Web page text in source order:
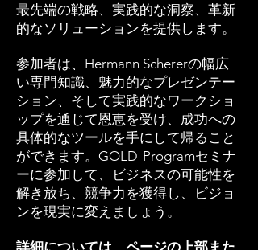
最先端の戦略、実践的な洞察、革新
的なソリューションを提供します。
参加者は、Hermann Schererの幅広
い専門知識、魅力的なプレゼンテー
ション、そして実践的なワークショ
ップを通じて恩恵を受け、成功への
具体的なツールを手にして帰ること
ができます。GOLD-Programセミナ
ーに参加して、ビジネスの可能性を
解き放ち、競争力を獲得し、ビジョ
ンを現実に変えましょう。
詳細については、ページの上部また